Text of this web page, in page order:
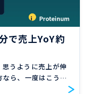
で売上YoY約
思うように売上が伸
ら、一度はこう感
実は、広告予算